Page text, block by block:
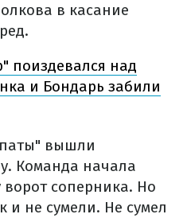
в касание
поиздевался над
и Бондарь забили
вышли
Команда начала
ворот соперника. Но
и не сумели. Не сумел